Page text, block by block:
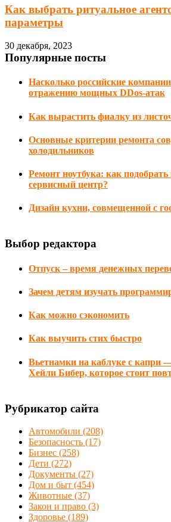
Как выбрать ритуальное
параметры
30 декабря, 2023
Популярные посты
Насколько российские
отражению мощных DDos-атак
Как вырастить фиалку из
Основные критерии ремонта
холодильников
Ремонт ноутбука: как
сервисный центр?
Дизайн кухни, совмещенной с
Выбор редактора
Отпуск – время денежных
Зачем детям изучать
Как можно сэкономить
Как выучить стих быстро
Вьетнамки на каблуке с капри
Хейли Бибер, которое стоит
Рубрикатор сайта
Автомобили (208)
Безопасность (17)
Бизнес (258)
Дети (272)
Документы (27)
Дом и быт (454)
Животные (37)
Закон и право (3)
Здоровье (189)